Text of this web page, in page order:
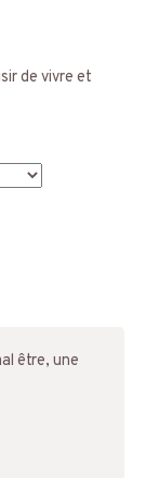
de vivre et
être, une